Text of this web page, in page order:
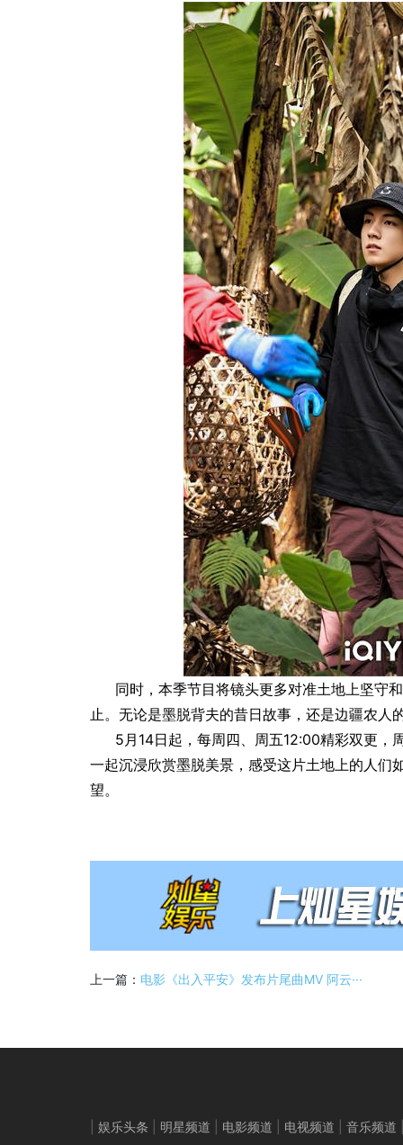
同时，本季节目将镜头更多对准土地上坚守
止。无论是墨脱背夫的昔日故事，还是边疆农人
5月14日起，每周四、周五12:00精彩双更，
一起沉浸欣赏墨脱美景，感受这片土地上的人们
望。
上一篇： 电影《出入平安》发布片尾曲MV 阿云···
娱乐头条 明星频道 电影频道 电视频道 音乐频道